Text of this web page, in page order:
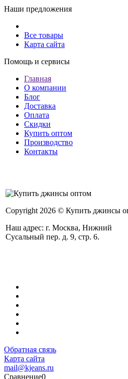
Наши предложения
Все товары
Карта сайта
Помощь и сервисы
Главная
О компании
Блог
Доставка
Оплата
Скидки
Купить оптом
Производство
Контакты
Copyright 2026 © Купить джинсы
Наш адрес: г. Москва, Нижний
Сусальный пер. д. 9, стр. 6.
Обратная связь
Карта сайта
mail@kjeans.ru
Сравнение0